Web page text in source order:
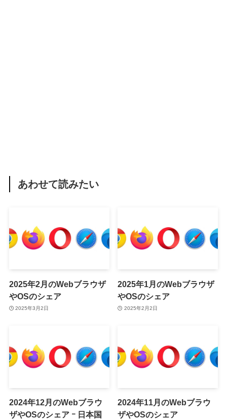
あわせて読みたい
2025年2月のWebブラウザ
やOSのシェア
2025年3月2日
2025年1月のWebブラウザ
やOSのシェア
2025年2月2日
2024年12月のWebブラウ
ザやOSのシェア ｰ 日本国
2024年11月のWebブラウ
ザやOSのシェア